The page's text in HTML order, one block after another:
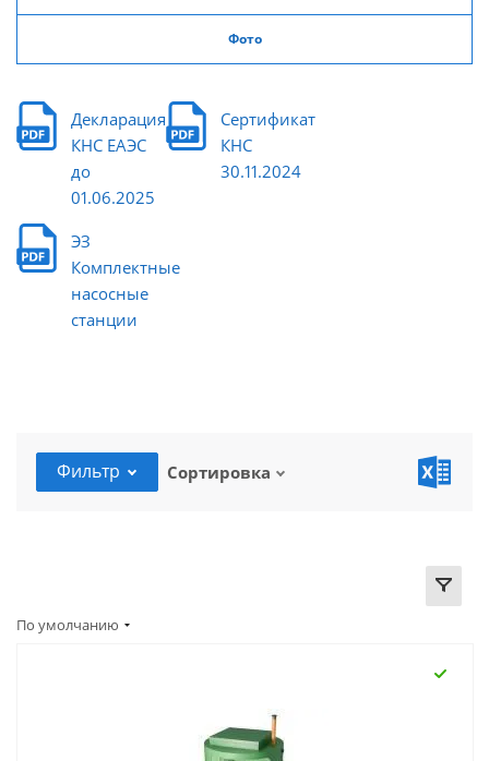
Фото
Декларация
КНС ЕАЭС
до
01.06.2025
Сертификат
КНС
30.11.2024
ЭЗ
Комплектные
насосные
станции
Фильтр Сортировка
По умолчанию